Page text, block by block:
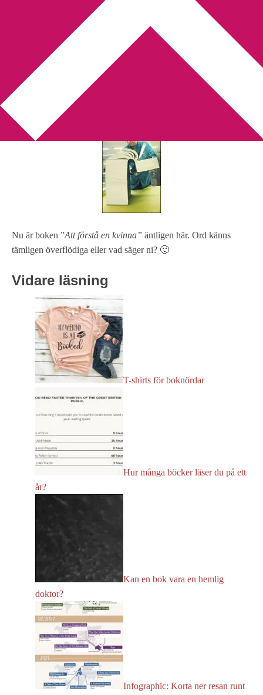
Kriminalroman Min tv-blogg
You are here: Äntligen är den här …
Äntligen är den här …
byAnnika
Nu är boken ”Att förstå en kvinna” äntligen här. Ord känns
tämligen överflödiga eller vad säger ni? 🙂
Vidare läsning
T-shirts för boknördar
Hur många böcker läser du på ett
år?
Kan en bok vara en hemlig
doktor?
Infographic: Korta ner resan runt